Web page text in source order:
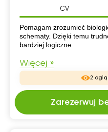
CV
CV
Pomagam zrozumieć
schematy. Dzięki temu
bardziej logiczne.
Więcej »
2
Zarezerwuj